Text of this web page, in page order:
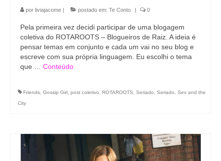
por liviajacome | postado em: Te Conto | 0
Pela primeira vez decidi participar de uma blogagem
coletiva do ROTAROOTS – Blogueiros de Raiz. A ideia é
pensar temas em conjunto e cada um vai no seu blog e
escreve com sua própria linguagem. Eu escolhi o tema
que … Conteúdo
Friends Gossip Girl post coletivo ROTAROOTS Seriado Seriado
Sex and the
City